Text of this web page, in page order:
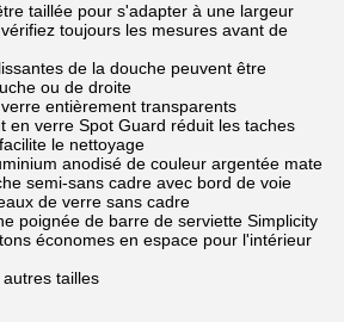
taillée pour s'adapter à une largeur
toujours les mesures avant de
de la douche peuvent être
ou de droite
entièrement transparents
en verre Spot Guard réduit les taches
le nettoyage
anodisé de couleur argentée mate
semi-sans cadre avec bord de voie
de verre sans cadre
poignée de barre de serviette Simplicity
économes en espace pour l'intérieur
autres tailles